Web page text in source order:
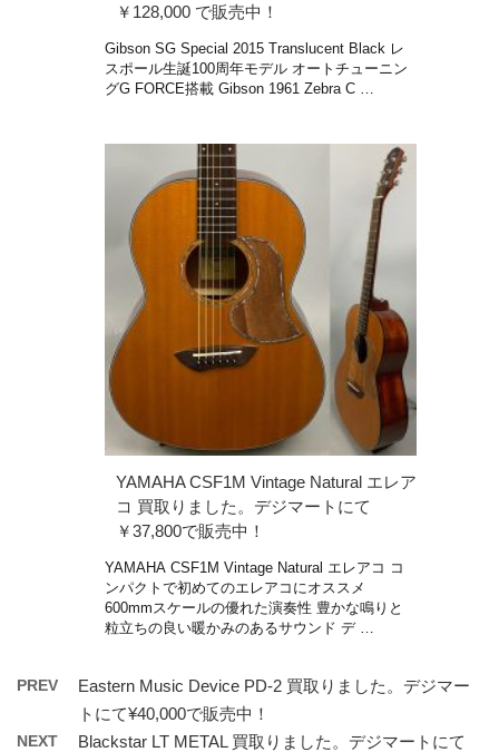
￥128,000 で販売中！
Gibson SG Special 2015 Translucent Black レ
スポール生誕100周年モデル オートチューニン
グG FORCE搭載 Gibson 1961 Zebra C …
YAMAHA CSF1M Vintage Natural エレア
コ 買取りました。デジマートにて
￥37,800で販売中！
YAMAHA CSF1M Vintage Natural エレアコ コ
ンパクトで初めてのエレアコにオススメ
600mmスケールの優れた演奏性 豊かな鳴りと
粒立ちの良い暖かみのあるサウンド デ …
PREV
Eastern Music Device PD-2 買取りました。デジマー
トにて¥40,000で販売中！
NEXT
Blackstar LT METAL 買取りました。デジマートにて